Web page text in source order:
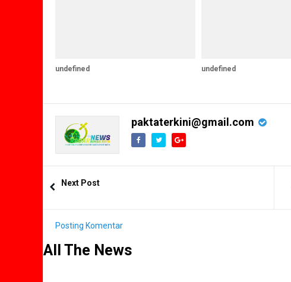
undefined undefined
paktaterkini@gmail.com
Next Post
Posting Komentar
All The News